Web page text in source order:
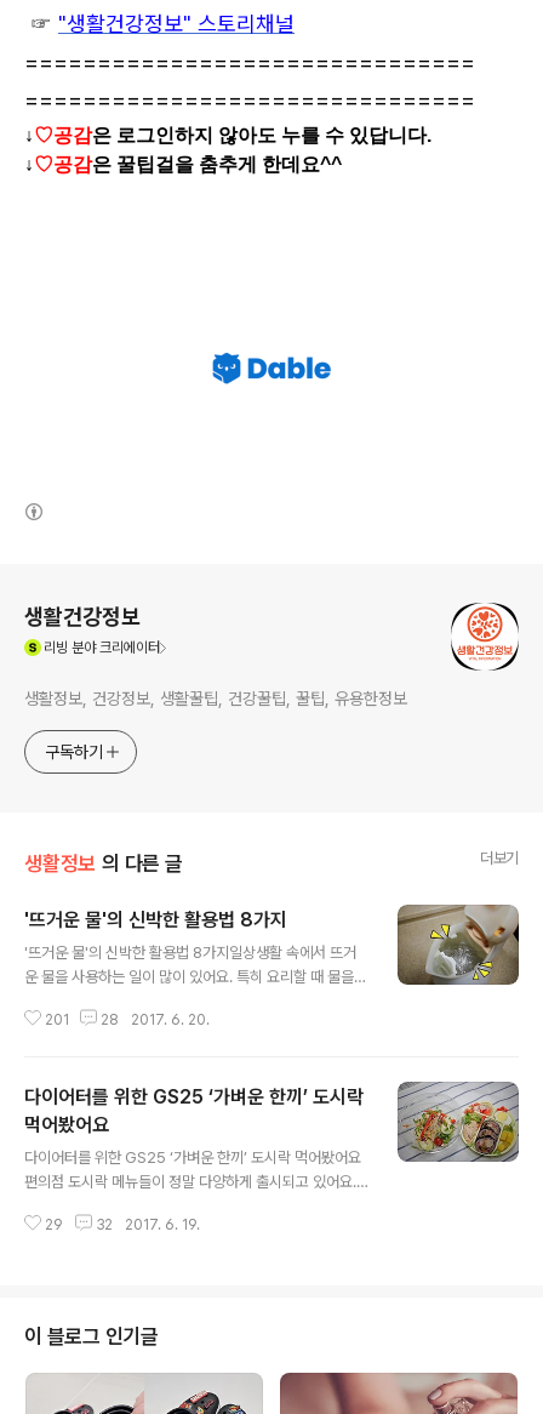
☞ "생활건강정보" 스토리채널
===============================
===============================
↓♡공감은 로그인하지 않아도 누를 수 있답니다.
↓♡공감은 꿀팁걸을 춤추게 한데요^^
생활건강정보
리빙 분야 크리에이터
생활정보, 건강정보, 생활꿀팁, 건강꿀팁, 꿀팁, 유용한정보
구독하기
생활정보 의 다른 글 더보기
'뜨거운 물'의 신박한 활용법 8가지
'뜨거운 물'의 신박한 활용법 8가지일상생활 속에서 뜨거
운 물을 사용하는 일이 많이 있어요. 특히 요리할 때 물을
때, 꽁꽁 언 무언가를 녹일 때 등등 생각보다 많은 곳에 뜨
계속되는 더운 날씨에도 뜨거운 물이 아니면 안되는 ‘뜨거
운 물 활용법’을 소개할게요~ 1. 시든 채소 되살리기냉장고
에 넣어둔 채소가 시들시들하다면 어떻게 해야 할까요? 뜨
거운 물과 채소가 만나면 더 시들해질 것 같지만, 오히려 그
물을 준비해주세요. 50도씨는 뜨거운 물을 그릇에 붓고 그
201 28 2017. 6. 20.
다이어터를 위한 GS25 ‘가벼운 한끼’ 도시락
먹어봤어요
다이어터를 위한 GS25 ‘가벼운 한끼’ 도시락 먹어봤어요
편의점 도시락 메뉴들이 정말 다양하게 출시되고 있어요.
의점 도시락은 입맛 따라 골라 먹을 수도 있고 간편하게 식
담 없이 먹을 수 있는 편의점 도시락이 있답니다. 오늘은 G
S25 ‘가벼운 한끼’ 도시락을 소개할게요~ 뭐니뭐니해도
칼로리가 가장 중요하겠죠? 가벼운 한끼 도시락은 375kc
al에요. 확실히 다른 편의점 도시락들보다 평균적으로 반정
29 32 2017. 6. 19.
이 블로그 인기글